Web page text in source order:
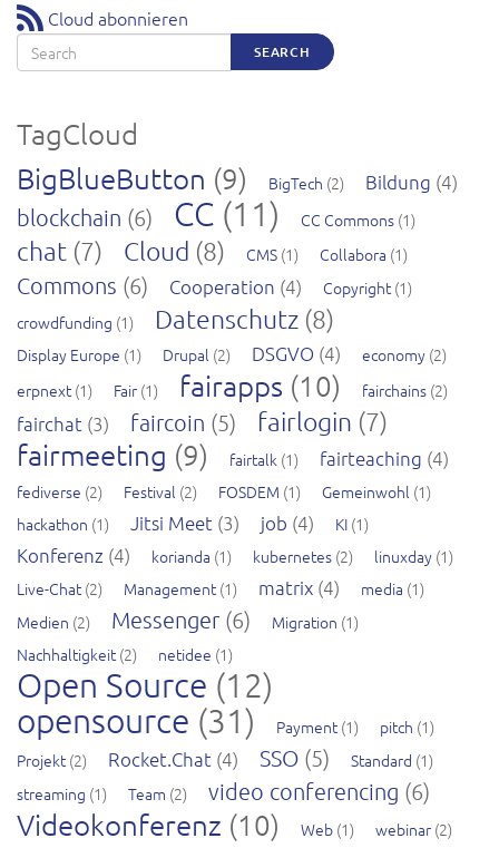
Cloud abonnieren
Search SEARCH
TagCloud
BigBlueButton (9) BigTech (2) Bildung (4)
blockchain (6) CC (11) CC Commons (1)
chat (7) Cloud (8) CMS (1) Collabora (1)
Commons (6) Cooperation (4) Copyright (1)
crowdfunding (1) Datenschutz (8)
Display Europe (1) Drupal (2) DSGVO (4) economy (2)
erpnext (1) Fair (1) fairapps (10) fairchains (2)
fairchat (3) faircoin (5) fairlogin (7)
fairmeeting (9) fairtalk (1) fairteaching (4)
fediverse (2) Festival (2) FOSDEM (1) Gemeinwohl (1)
hackathon (1) Jitsi Meet (3) job (4) KI (1)
Konferenz (4) korianda (1) kubernetes (2) linuxday (1)
Live-Chat (2) Management (1) matrix (4) media (1)
Medien (2) Messenger (6) Migration (1)
Nachhaltigkeit (2) netidee (1)
Open Source (12)
opensource (31) Payment (1) pitch (1)
Projekt (2) Rocket.Chat (4) SSO (5) Standard (1)
streaming (1) Team (2) video conferencing (6)
Videokonferenz (10) Web (1) webinar (2)